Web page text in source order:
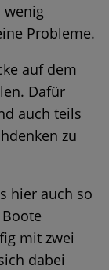
wenig
Probleme.
auf dem
Dafür
auch teils
zu
hier auch so
mit zwei
dabei